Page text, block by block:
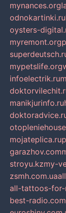
mynances.org
odnokartinki.ru
oysters-
myremont.org
mypetslife.org
infoelectrik.ru
manikjurinfo.ru
mojateplica.ru
garazhov.com
stroyu.kzmy-
zsmh.com.ua
all-tattoos-for-
best-